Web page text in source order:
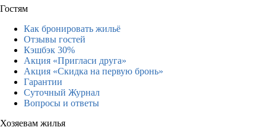
Гостям
Как бронировать жильё
Отзывы гостей
Кэшбэк 30%
Акция «Пригласи друга»
Акция «Скидка на первую бронь»
Гарантии
Суточный Журнал
Вопросы и ответы
Хозяевам жилья